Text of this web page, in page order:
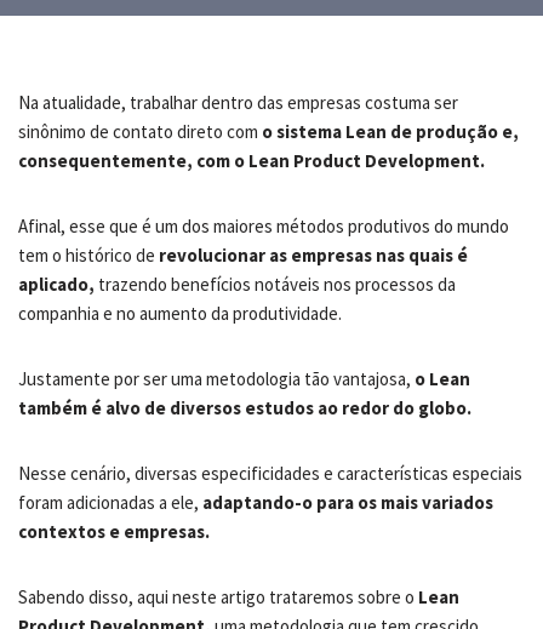
Na atualidade, trabalhar dentro das empresas costuma ser
sinônimo de contato direto com o sistema Lean de produção e,
consequentemente, com o Lean Product Development.
Afinal, esse que é um dos maiores métodos produtivos do mundo
tem o histórico de revolucionar as empresas nas quais é
aplicado, trazendo benefícios notáveis nos processos da
companhia e no aumento da produtividade.
Justamente por ser uma metodologia tão vantajosa, o Lean
também é alvo de diversos estudos ao redor do globo.
Nesse cenário, diversas especificidades e características especiais
foram adicionadas a ele, adaptando-o para os mais variados
contextos e empresas.
Sabendo disso, aqui neste artigo trataremos sobre o Lean